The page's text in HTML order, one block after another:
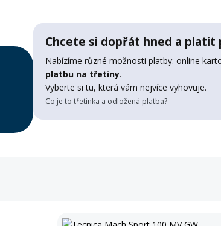
Chcete si dopřát hned a platit
Nabízíme různé možnosti platby: online
platbu na třetiny.
Vyberte si tu, která vám nejvíce vyhovuje.
Co je to třetinka a odložená platba?